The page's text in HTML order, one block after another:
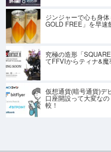
ジンジャーで心も身
GOLD FREE」を早速
究極の造形「
てFFVIからティナ&魔
仮想通貨(暗号通貨)デ
口座開設って大変な
較！